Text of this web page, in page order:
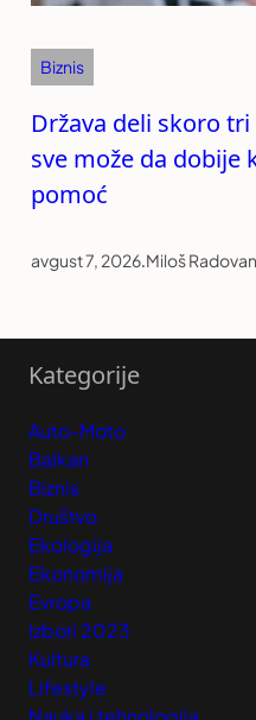
Biznis
Država deli skoro
sve može da dobije
pomoć
avgust 7, 2026.Miloš
Kategorije
Auto-Moto
Balkan
Biznis
Društvo
Ekologija
Ekonomija
Evropa
Izbori 2023
Kultura
Lifestyle